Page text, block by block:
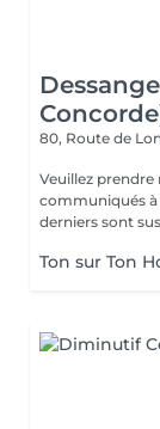
80, Route de
Veuillez prendre
communiqués à
derniers sont
Ton sur Ton